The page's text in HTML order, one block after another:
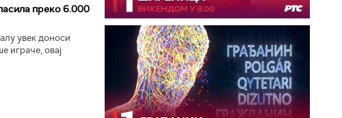
преко 6.000
увек доноси
играче, овај